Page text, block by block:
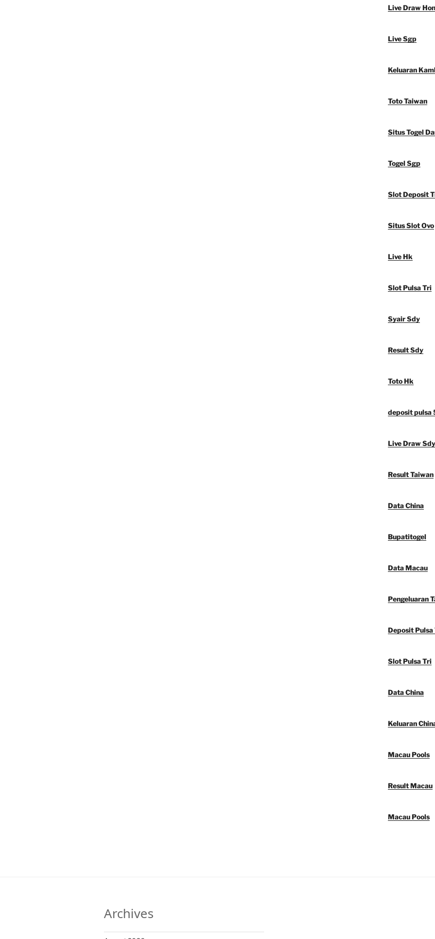
Live Draw
Live Sgp
Keluaran
Toto Taiwan
Situs Togel
Togel Sgp
Slot Deposit
Situs Slot Ovo
Live Hk
Slot Pulsa Tri
Syair Sdy
Result Sdy
Toto Hk
deposit pulsa
Live Draw Sdy
Result Taiwan
Data China
Bupatitogel
Data Macau
Pengeluaran
Deposit Pulsa
Slot Pulsa Tri
Data China
Keluaran
Macau Pools
Result Macau
Macau Pools
Archives